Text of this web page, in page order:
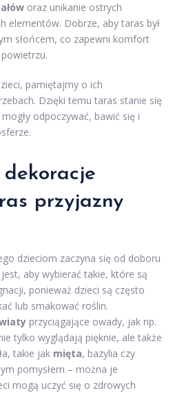
oraz unikanie ostrych
elementów. Dobrze, aby taras był
słońcem, co zapewni komfort
pamiętajmy o ich
Dzięki temu taras stanie się
odpoczywać, bawić się i
dekoracje
przyjazny
dzieciom zaczyna się od doboru
aby wybierać takie, które są
ponieważ dzieci są często
lub smakować roślin.
przyciągające owady, jak np.
tylko wyglądają pięknie, ale także
takie jak mięta, bazylia czy
pomysłem – można je
mogą uczyć się o zdrowych